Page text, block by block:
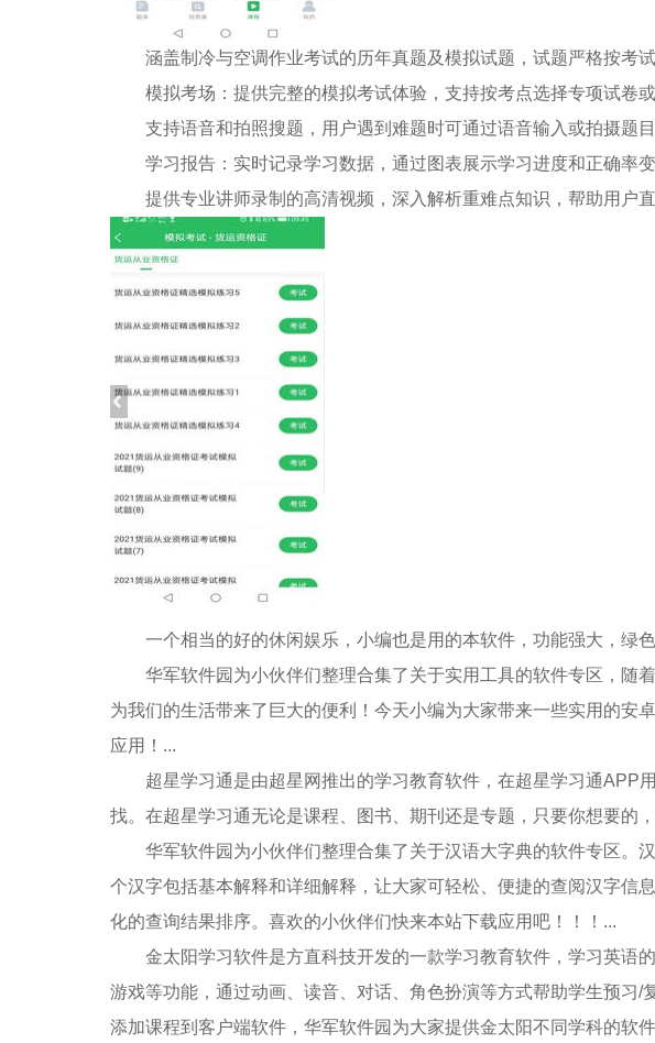
涵盖制冷与空调作业考试的历年真题及模拟试题，试题严格按考试
模拟考场：提供完整的模拟考试体验，支持按考点选择专项试卷或
支持语音和拍照搜题，用户遇到难题时可通过语音输入或拍摄题目
学习报告：实时记录学习数据，通过图表展示学习进度和正确率变
提供专业讲师录制的高清视频，深入解析重难点知识，帮助用户直
一个相当的好的休闲娱乐，小编也是用的本软件，功能强大，绿色
华军软件园为小伙伴们整理合集了关于实用工具的软件专区，随着
为我们的生活带来了巨大的便利！今天小编为大家带来一些实用的安
应用！...
超星学习通是由超星网推出的学习教育软件，在超星学习通APP
找。在超星学习通无论是课程、图书、期刊还是专题，只要你想要的
华军软件园为小伙伴们整理合集了关于汉语大字典的软件专区。
个汉字包括基本解释和详细解释，让大家可轻松、便捷的查阅汉字信
化的查询结果排序。喜欢的小伙伴们快来本站下载应用吧！！！...
金太阳学习软件是方直科技开发的一款学习教育软件，学习英语
游戏等功能，通过动画、读音、对话、角色扮演等方式帮助学生预习
添加课程到客户端软件，华军软件园为大家提供金太阳不同学科的软